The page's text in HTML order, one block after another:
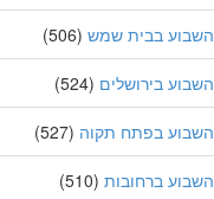
בבית שמש(506)
בירושלים(524)
בפתח תקוה(527)
ברחובות(510)